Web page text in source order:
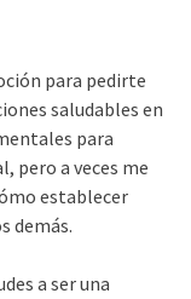
para pedirte
saludables en
para
pero a veces me
establecer
demás.
a ser una